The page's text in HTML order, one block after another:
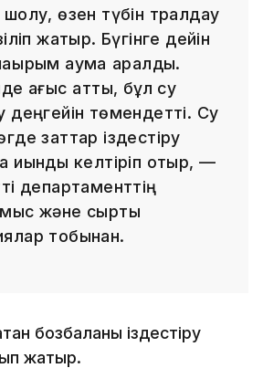
өзен түбін тралдау
жатыр. Бүгінге дейін
аумақ қаралды.
ағыс қатты, бұл су
деңгейін төмендетті. Су
заттар іздестіру
келтіріп отыр, —
департаменттің
және сыртқы
тобынан.
бозбаланы іздестіру
жатыр.